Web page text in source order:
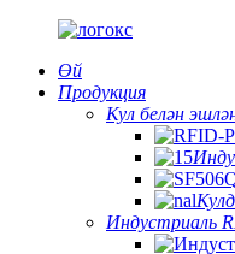
Өй
Продукция
Кул белән
Индустриаль